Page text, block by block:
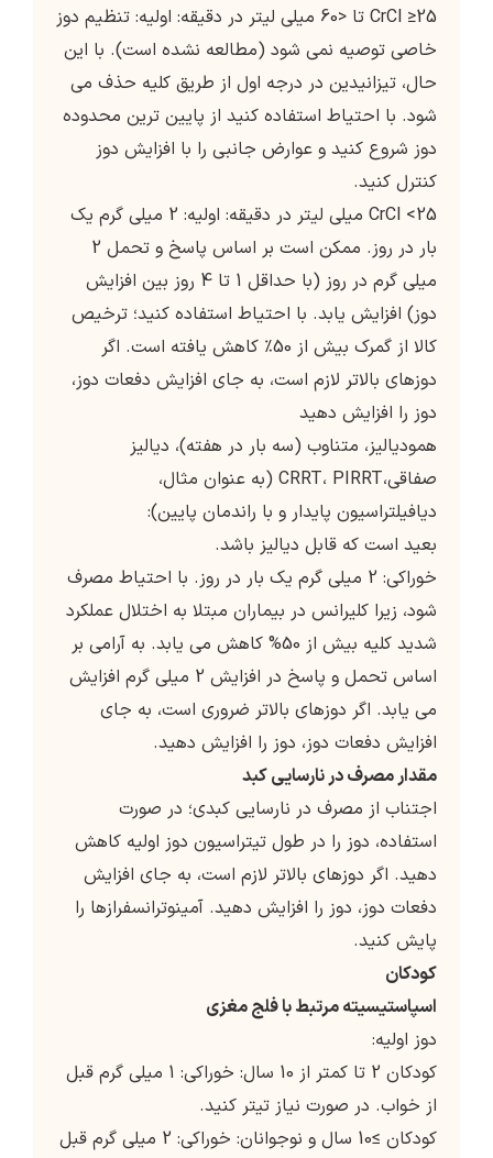
CrCl ≥25 تا <60 میلی لیتر در دقیقه: اولیه: تنظیم دوز
خاصی توصیه نمی شود (مطالعه نشده است). با این
حال، تیزانیدین در درجه اول از طریق کلیه حذف می
شود. با احتیاط استفاده کنید از پایین ترین محدوده
دوز شروع کنید و عوارض جانبی را با افزایش دوز
کنترل کنید.
CrCl <25 میلی لیتر در دقیقه: اولیه: 2 میلی گرم یک
بار در روز. ممکن است بر اساس پاسخ و تحمل 2
میلی گرم در روز (با حداقل 1 تا 4 روز بین افزایش
دوز) افزایش یابد. با احتیاط استفاده کنید؛ ترخیص
کالا از گمرک بیش از 50٪ کاهش یافته است. اگر
دوزهای بالاتر لازم است، به جای افزایش دفعات دوز،
دوز را افزایش دهید
همودیالیز، متناوب (سه بار در هفته)، دیالیز
صفاقی،CRRT، PIRRT (به عنوان مثال،
دیافیلتراسیون پایدار و با راندمان پایین):
بعید است که قابل دیالیز باشد.
خوراکی: 2 میلی گرم یک بار در روز. با احتیاط مصرف
شود، زیرا کلیرانس در بیماران مبتلا به اختلال عملکرد
شدید کلیه بیش از 50% کاهش می یابد. به آرامی بر
اساس تحمل و پاسخ در افزایش 2 میلی گرم افزایش
می یابد. اگر دوزهای بالاتر ضروری است، به جای
افزایش دفعات دوز، دوز را افزایش دهید.
مقدار مصرف در نارسایی کبد
اجتناب از مصرف در نارسایی کبدی؛ در صورت
استفاده، دوز را در طول تیتراسیون دوز اولیه کاهش
دهید. اگر دوزهای بالاتر لازم است، به جای افزایش
دفعات دوز، دوز را افزایش دهید. آمینوترانسفرازها را
پایش کنید.
کودکان
اسپاستیسیته مرتبط با فلج مغزی
دوز اولیه:
کودکان 2 تا کمتر از 10 سال: خوراکی: 1 میلی گرم قبل
از خواب. در صورت نیاز تیتر کنید.
کودکان ≥10 سال و نوجوانان: خوراکی: 2 میلی گرم قبل